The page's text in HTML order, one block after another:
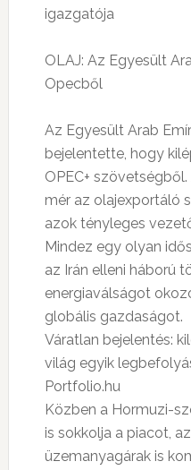
igazgatója
OLAJ: Az Egyesült
Opecből
Az Egyesült Arab
bejelentette, hogy
OPEC+
mér az olajexportáló
azok tényleges
Mindez egy olyan
az Irán elleni háború
energiaválságot
globális gazdaságot.
Váratlan bejelentés:
világ egyik
Portfolio.hu
Közben a Hormuzi-
is sokkolja a piacot,
üzemanyagárak is